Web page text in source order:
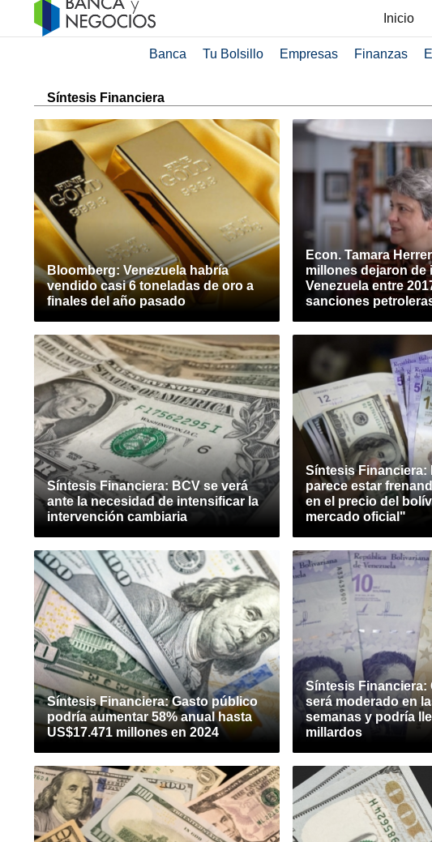
Inicio
Banca Tu Bolsillo Empresas Finanzas
Síntesis Financiera
Bloomberg: Venezuela habría
vendido casi 6 toneladas de oro a
finales del año pasado
Econ. Tamara
millones dejaron de
Venezuela entre
sanciones
Síntesis Financiera: BCV se verá
ante la necesidad de intensificar la
intervención cambiaria
Síntesis Financiera:
parece estar
en el precio del
mercado oficial"
Síntesis Financiera: Gasto público
podría aumentar 58% anual hasta
US$17.471 millones en 2024
Síntesis Financiera:
será moderado en
semanas y podría
millardos